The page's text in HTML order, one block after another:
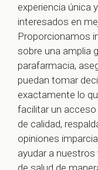
experiencia única
interesados en
Proporcionamos
sobre una amplia
parafarmacia,
puedan tomar
exactamente lo
facilitar un
de calidad,
opiniones
ayudar a
de salud de